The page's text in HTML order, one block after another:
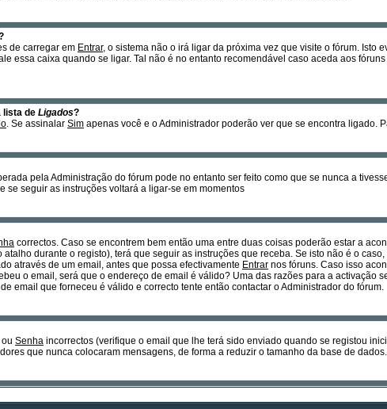
de carregar em Entrar, o sistema não o irá ligar da próxima vez que visite o fórum. Isto
essa caixa quando se ligar. Tal não é no entanto recomendável caso aceda aos
lista de Ligados?
. Se assinalar Sim apenas você e o Administrador poderão ver que se encontra ligado.
pela Administração do fórum pode no entanto ser feito como que se nunca a
se seguir as instruções voltará a ligar-se em momentos
correctos. Caso se encontrem bem então uma entre duas coisas poderão estar a
durante o registo), terá que seguir as instruções que receba. Se isto não é o
através de um email, antes que possa efectivamente Entrar nos fóruns. Caso isso
o email, será que o endereço de email é válido? Uma das razões para a activação
email que forneceu é válido e correcto tente então contactar o Administrador do fórum.
ou Senha incorrectos (verifique o email que lhe terá sido enviado quando se registou
que nunca colocaram mensagens, de forma a reduzir o tamanho da base de